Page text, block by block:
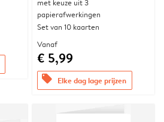
met keuze uit 3
papierafwerkingen
Set van 10 kaarten
Vanaf
€ 5,99
offers Elke dag lage prijzen